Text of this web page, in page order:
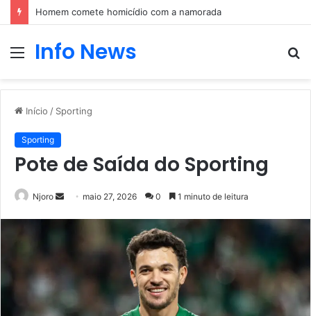
Homem comete homicídio com a namorada
Menu
Info News
Início / Sporting
Sporting
Pote de Saída do Sporting
Njoro
Mandemaio 27, 2026 0 1 minuto de leitura